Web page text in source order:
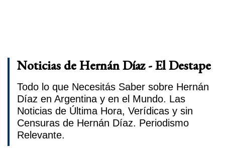
Noticias de Hernán Díaz - El Destape
Todo lo que Necesitás Saber sobre Hernán
Díaz en Argentina y en el Mundo. Las
Noticias de Última Hora, Verídicas y sin
Censuras de Hernán Díaz. Periodismo
Relevante.